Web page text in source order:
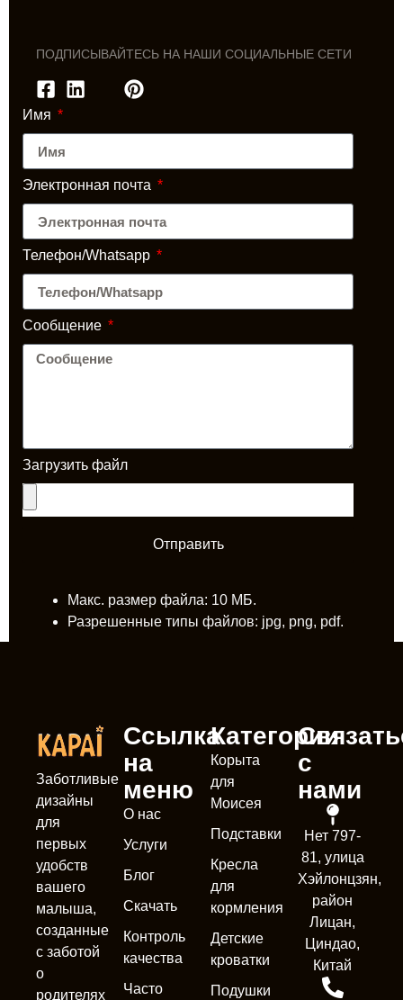
ПОДПИСЫВАЙТЕСЬ НА НАШИ СОЦИАЛЬНЫЕ СЕТИ
Имя
Электронная почта
Телефон/Whatsapp
Сообщение
Загрузить файл
Отправить
Макс. размер файла: 10 МБ.
Разрешенные типы файлов: jpg, png, pdf.
Заботливые
дизайны
для
первых
удобств
вашего
малыша,
созданные
с заботой
о
родителях
Ссылка
на
меню
О нас
Услуги
Блог
Скачать
Контроль
качества
Часто
Категории
Корыта
для
Моисея
Подставки
Кресла
для
кормления
Детские
кроватки
Подушки
с
нами
Нет 797-
81, улица
Хэйлонцзян,
район
Лицан,
Циндао,
Китай